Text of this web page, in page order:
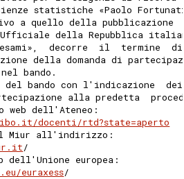
statistiche «Paolo
a quello della pubblicazione
Ufficiale della Repubblica
esami»,  decorre  il  termine
della domanda di
bando.
del bando con l'indicazione
alla predetta
dell'Ateneo:
docenti/rtd?state=aperto
Miur all'indirizzo:
/
dell'Unione europea:
euraxess/